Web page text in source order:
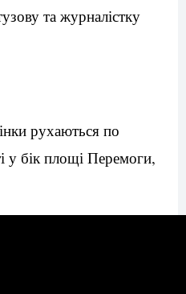
та журналістку
рухаються по
у бік площі Перемоги,